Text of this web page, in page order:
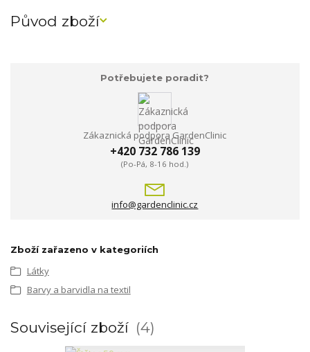
Původ zboží
Potřebujete poradit?
Zákaznická podpora GardenClinic
+420 732 786 139
(Po-Pá, 8-16 hod.)
info@gardenclinic.cz
Zboží zařazeno v kategoriích
Látky
Barvy a barvidla na textil
Související zboží 4